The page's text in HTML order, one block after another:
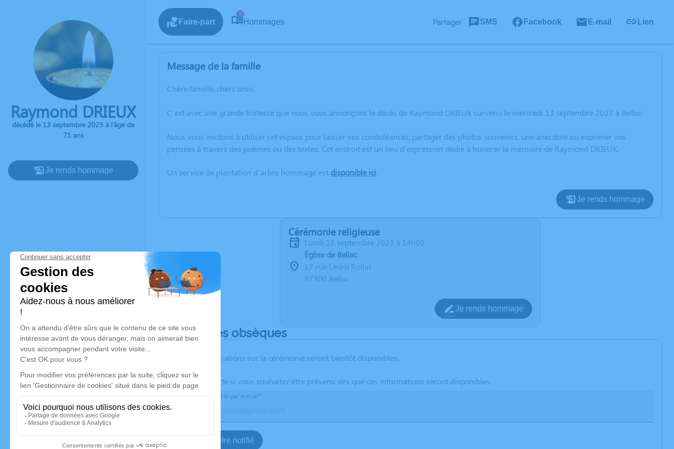
Raymond DRIEUX
décédé le 13 septembre 2023 à l'âge de
71 ans
Je rends hommage
Faire-part
5
Hommages Partager SMS Facebook E-mail Lien
Message de la famille
Chère famille, chers amis,
C’est avec une grande tristesse que nous vous annonçons le décès de Raymond DRIEUX survenu le mercredi 13 septembre 2023 à Bellac.
Nous vous invitons à utiliser cet espace pour laisser vos condoléances, partager des photos souvenirs, une anecdote ou exprimer vos
pensées à travers des poèmes ou des textes. Cet endroit est un lieu d'expression dédié à honorer la mémoire de Raymond DRIEUX.
Un service de plantation d’arbre hommage est disponible ici.
Je rends hommage
Cérémonie religieuse
lundi 18 septembre 2023 à 14h00
Église de Bellac
17 rue Ledru Rollin
87300 Bellac
Je rends hommage
Déroulé des obsèques
Les informations sur la cérémonie seront bientôt disponibles.
Activez une alerte si vous souhaitez être prévenu dès que ces informations seront disponibles.
Recevoir une alerte par e-mail*
Je veux être notifié